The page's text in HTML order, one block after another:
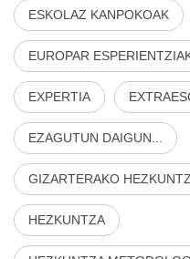
ESKOLAZ KANPOKOAK
EUROPAR
EXPERTIA
EZAGUTUN DAIGUN...
GIZARTERAKO
HEZKUNTZA